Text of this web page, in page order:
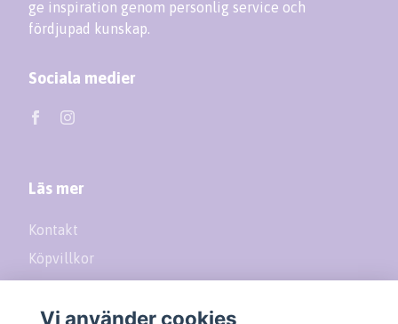
ge inspiration genom personlig service och
fördjupad kunskap.
Sociala medier
Läs mer
Kontakt
Köpvillkor
Vi använder cookies